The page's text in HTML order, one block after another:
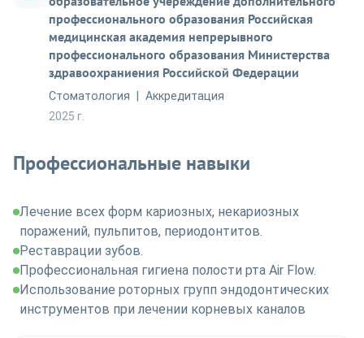
профессионального образования Российская
медицинская академия непрерывного
профессионального образования Министерства
здравоохраниения Российской Федерации
Стоматология
Аккредитация
2025 г.
Профессиональные навыки
Лечение всех форм кариозных, некариозных
поражений, пульпитов, периодонтитов.
Реставрации зубов.
Профессиональная гигиена полости рта Air Flow.
Использование роторных групп эндодонтических
инструментов при лечении корневых каналов